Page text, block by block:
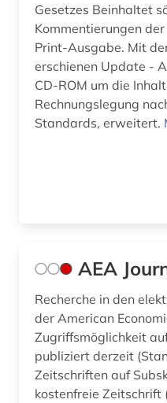
deutsch (26)
Gesetzes Beinhaltet
Kommentierungen
Print-Ausgabe. Mit
erschienen Update -
CD-ROM um die
Rechnungslegung
Standards, erweitert.
AEA
Recherche in den
der American
Zugriffsmöglichkeit
publiziert derzeit
Zeitschriften auf
kostenfreie Zeitschrift